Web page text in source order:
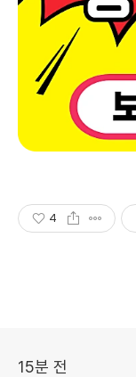
4
15분 전